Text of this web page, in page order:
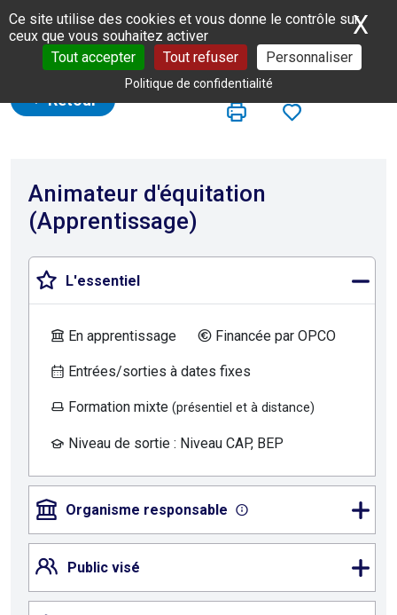
Panneau de gestion des cookies
Ce site utilise des cookies et vous donne le contrôle sur
ceux que vous souhaitez activer
Tout accepter
Tout refuser Personnaliser
Politique de confidentialité
X
Retour
Animateur d'équitation
(Apprentissage)
L'essentiel
En apprentissage Financée par OPCO
Entrées/sorties à dates fixes
Formation mixte (présentiel et à distance)
Niveau de sortie : Niveau CAP, BEP
Organisme responsable
Public visé